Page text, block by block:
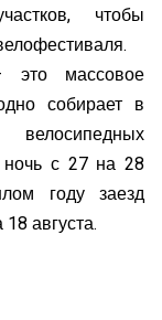
чтобы
это массовое
собирает в
ночь с 27 на 28
году заезд
августа.